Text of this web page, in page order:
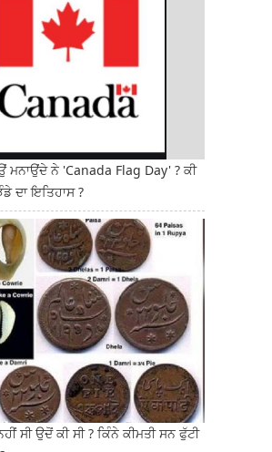
ਮਨਾਉਂਦੇ ਨੇ 'Canada Flag Day' ? ਕੀ
ਦਾ ਇਤਿਹਾਸ ?
ਸੀ ਉਦੋਂ ਕੀ ਸੀ ? ਕਿੰਨੇ ਕੀਮਤੀ ਸਨ ਫੁੱਟੀ